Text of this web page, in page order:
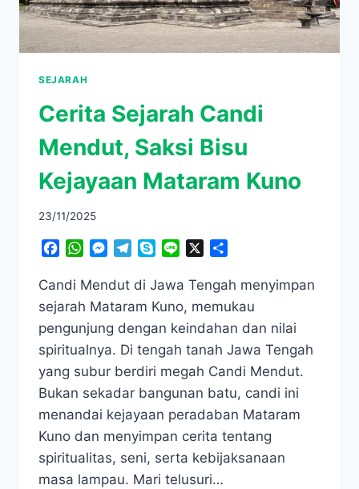
SEJARAH
Cerita Sejarah Candi
Mendut, Saksi Bisu
Kejayaan Mataram Kuno
23/11/2025
Facebook
WhatsApp
Messenger
TelegramSkypeLine
Candi Mendut di Jawa Tengah menyimpan
sejarah Mataram Kuno, memukau
pengunjung dengan keindahan dan nilai
spiritualnya. Di tengah tanah Jawa Tengah
yang subur berdiri megah Candi Mendut.
Bukan sekadar bangunan batu, candi ini
menandai kejayaan peradaban Mataram
Kuno dan menyimpan cerita tentang
spiritualitas, seni, serta kebijaksanaan
masa lampau. Mari telusuri…